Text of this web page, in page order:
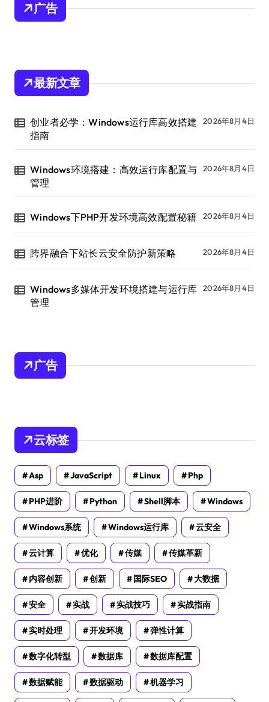
广告
最新文章
创业者必学：Windows运行库高效搭建
指南
2026年8月4日
Windows环境搭建：高效运行库配置与
管理
2026年8月4日
Windows下PHP开发环境高效配置秘籍 2026年8月4日
跨界融合下站长云安全防护新策略 2026年8月4日
Windows多媒体开发环境搭建与运行库
管理
2026年8月4日
广告
云标签
Asp JavaScript Linux Php
PHP进阶 Python Shell脚本 Windows
Windows系统 Windows运行库 云安全
云计算 优化 传媒 传媒革新
内容创新 创新 国际SEO 大数据
安全 实战 实战技巧 实战指南
实时处理 开发环境 弹性计算
数字化转型 数据库 数据库配置
数据赋能 数据驱动 机器学习